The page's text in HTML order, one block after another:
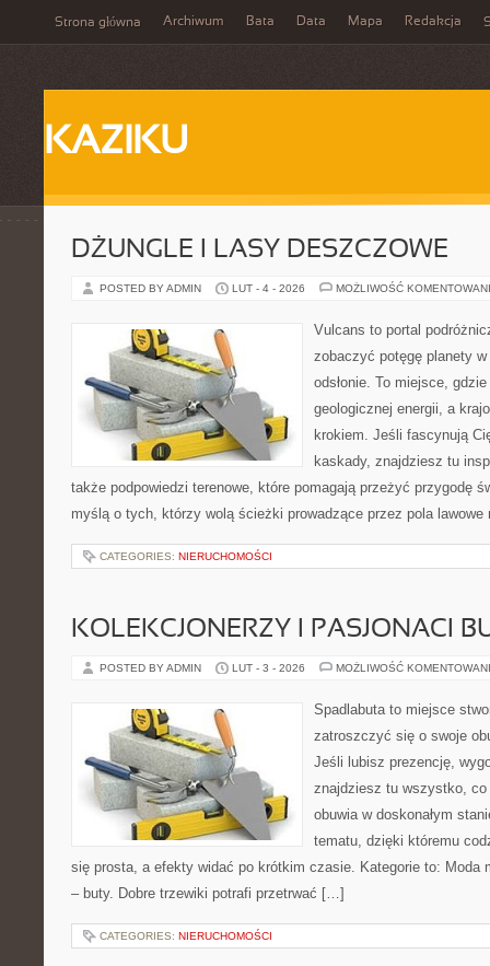
Strona główna Archiwum Bata Data Mapa Redakcja
KAZIKU
DŻUNGLE I LASY DESZCZOWE
POSTED BY ADMIN LUT - 4 - 2026 MOŻLIWOŚĆ
Vulcans to portal
zobaczyć potęgę planety
odsłonie. To miejsce,
geologicznej energii, a
krokiem. Jeśli fascynują
kaskady, znajdziesz tu
także podpowiedzi terenowe, które pomagają przeżyć przygodę
myślą o tych, którzy wolą ścieżki prowadzące przez pola
CATEGORIES: NIERUCHOMOŚCI
KOLEKCJONERZY I PASJONACI
POSTED BY ADMIN LUT - 3 - 2026 MOŻLIWOŚĆ
Spadlabuta to miejsce
zatroszczyć się o swoje
Jeśli lubisz prezencję,
znajdziesz tu wszystko,
obuwia w doskonałym
tematu, dzięki któremu
się prosta, a efekty widać po krótkim czasie. Kategorie to: Moda
– buty. Dobre trzewiki potrafi przetrwać […]
CATEGORIES: NIERUCHOMOŚCI